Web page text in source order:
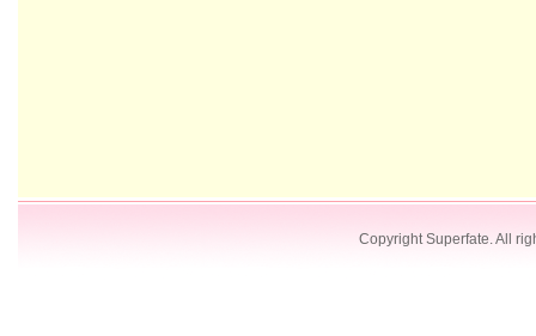
Copyright Superfate. All